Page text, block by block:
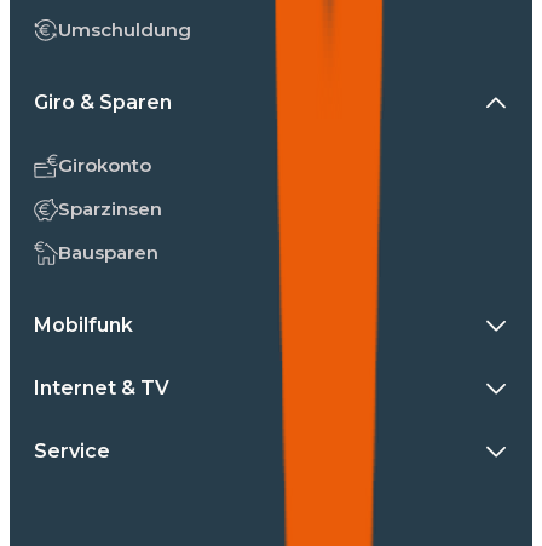
Umschuldung
Giro & Sparen
Girokonto
Sparzinsen
Bausparen
Mobilfunk
Internet & TV
Service